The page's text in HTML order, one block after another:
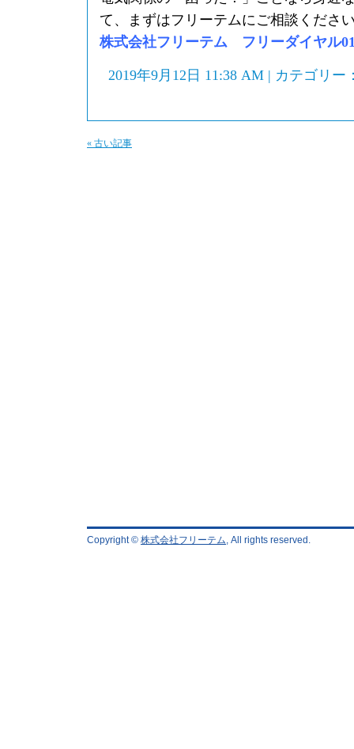
て、まずはフリーテムにご相談くださ
株式会社フリーテム フリーダイヤル
2019年9月12日 11:38 AM | カテゴリー
« 古い記事
Copyright © 株式会社フリーテム, All rights reserved.